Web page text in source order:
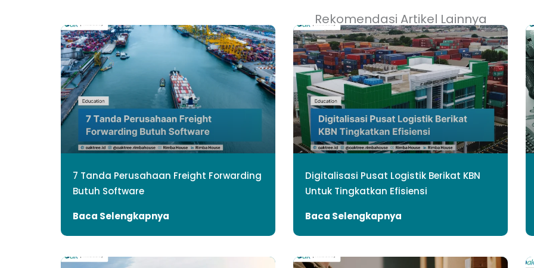
Rekomendasi Artikel Lainnya
7 Tanda Perusahaan Freight Forwarding
Butuh Software
Baca Selengkapnya
Digitalisasi Pusat Logistik Berikat KBN
Untuk Tingkatkan Efisiensi
Baca Selengkapnya